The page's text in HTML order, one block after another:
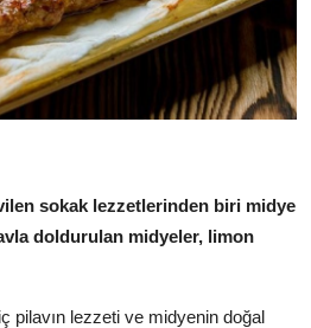
sokak lezzetlerinden biri midye
doldurulan midyeler, limon
pilavın lezzeti ve midyenin doğal